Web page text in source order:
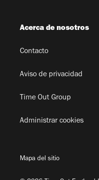
Acerca de nosotros
Contacto
Aviso de privacidad
Time Out Group
Administrar cookies
Mapa del sitio